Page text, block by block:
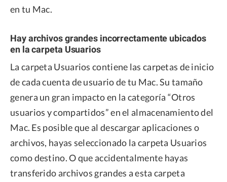
en tu Mac.
Hay archivos grandes incorrectamente ubicados
en la carpeta Usuarios
La carpeta Usuarios contiene las carpetas de inicio
de cada cuenta de usuario de tu Mac. Su tamaño
genera un gran impacto en la categoría “Otros
usuarios y compartidos” en el almacenamiento del
Mac. Es posible que al descargar aplicaciones o
archivos, hayas seleccionado la carpeta Usuarios
como destino. O que accidentalmente hayas
transferido archivos grandes a esta carpeta